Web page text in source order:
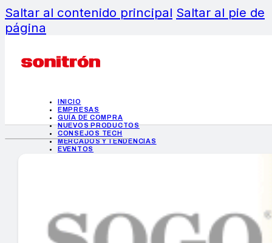
Saltar al contenido principal Saltar al pie de
página
INICIO
EMPRESAS
GUÍA DE COMPRA
NUEVOS PRODUCTOS
CONSEJOS TECH
MERCADOS Y TENDENCIAS
EVENTOS
INICIO